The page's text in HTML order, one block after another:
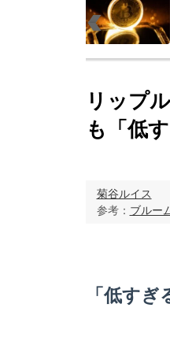
リップ
も「低
菊谷ルイス
参考： ブルー
「低すぎ